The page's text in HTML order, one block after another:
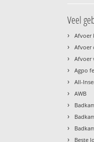
Veel
› Afvoer
› Afvoer
› Afvoer
› Agpo
› All-
› AWB
›
›
›
› Beste